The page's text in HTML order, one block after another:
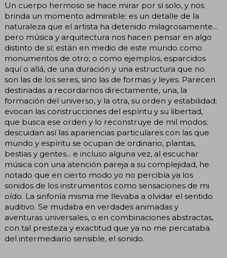
Un cuerpo hermoso se hace mirar por sí solo, y nos
brinda un momento admirable: es un detalle de la
naturaleza que el artista ha detenido milagrosamente...
pero música y arquitectura nos hacen pensar en algo
distinto de sí; están en medio de este mundo como
monumentos de otro; o como ejemplos, esparcidos
aquí o allá, de una duración y una estructura que no
son las de los seres, sino las de formas y leyes. Parecen
destinadas a recordarnos directamente, una, la
formación del universo, y la otra, su orden y estabilidad;
evocan las construcciones del espíritu y su libertad,
que busca ese orden y lo reconstruye de mil modos;
descuidan así las apariencias particulares con las que
mundo y espíritu se ocupan de ordinario, plantas,
bestias y gentes... e incluso alguna vez, al escuchar
música con una atención pareja a su complejidad, he
notado que en cierto modo yo no percibía ya los
sonidos de los instrumentos como sensaciones de mi
oído. La sinfonía misma me llevaba a olvidar el sentido
auditivo. Se mudaba en verdades animadas y
aventuras universales, o en combinaciones abstractas,
con tal presteza y exactitud que ya no me percataba
del intermediario sensible, el sonido.